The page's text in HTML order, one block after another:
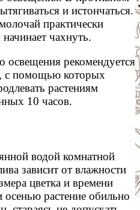
и истончаться.
практически
начинает чахнуть.
освещения рекомендуется
с помощью которых
растениям
10 часов.
водой комнатной
зависит от влажности
цветка и времени
осенью растение обильно